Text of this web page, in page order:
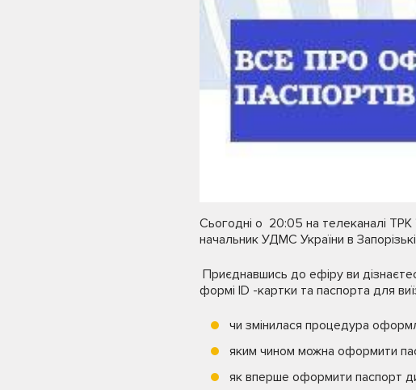
Сьогодні о 20:05 на телеканалі ТРК
начальник УДМС України в
Приєднавшись до ефіру ви
формі ID -картки та паспорта для
чи змінилася процедура
яким чином можна оформити
як вперше оформити паспорт